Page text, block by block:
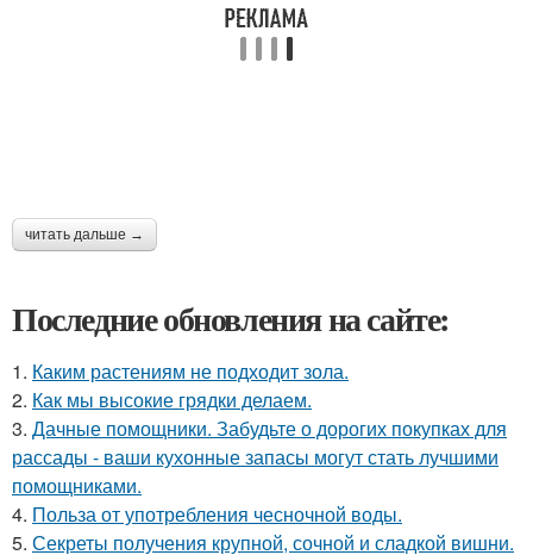
читать дальше →
Последние обновления на сайте:
1. Каким растениям не подходит зола.
2. Как мы высокие грядки делаем.
3. Дачные помощники. Забудьте о дорогих покупках для
рассады - ваши кухонные запасы могут стать лучшими
помощниками.
4. Польза от употребления чесночной воды.
5. Секреты получения крупной, сочной и сладкой вишни.